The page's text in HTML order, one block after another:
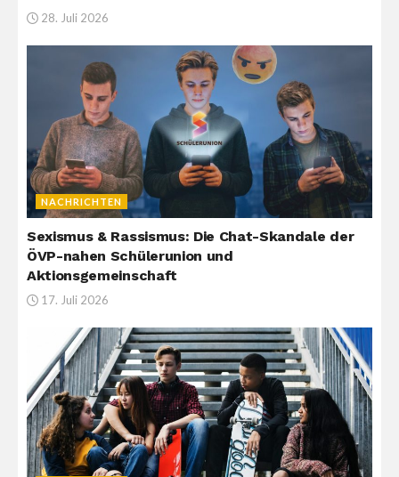
28. Juli 2026
NACHRICHTEN
Sexismus & Rassismus: Die Chat-Skandale der
ÖVP-nahen Schülerunion und
Aktionsgemeinschaft
17. Juli 2026